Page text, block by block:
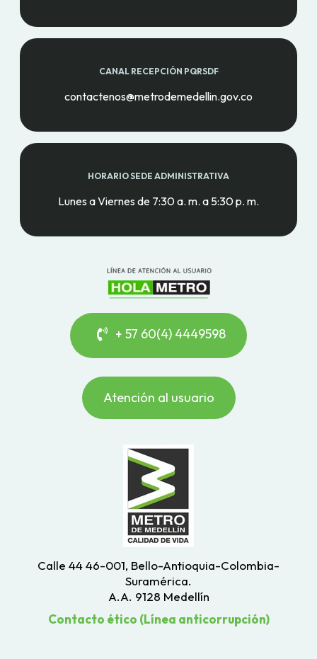
CANAL RECEPCIÓN PQRSDF
contactenos@metrodemedellin.gov.co
HORARIO SEDE ADMINISTRATIVA
Lunes a Viernes de 7:30 a. m. a 5:30 p. m.
+ 57 60(4) 4449598
Atención al usuario
Calle 44 46-001, Bello-Antioquia-Colombia-
Suramérica.
A.A. 9128 Medellín
Contacto ético (Línea anticorrupción)